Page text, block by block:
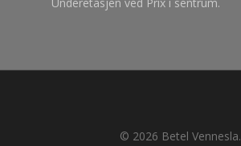
© 2026 Betel Vennesla.